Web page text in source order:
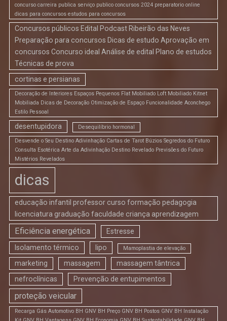
concurso carreira publica serviço publico concursos 2024 preparatorio online
dicas para concursos estudos para concursos
Concursos públicos Edital Podcast Ribeirão das Neves
Preparação para concursos Dicas de estudo Aprovação em
concursos Concurso ideal Análise de edital Plano de estudos
Técnicas de prova
cortinas e persianas
Decoração de Interiores Espaços Pequenos Flat Mobiliado Loft Mobiliado Kitnet
Mobiliada Dicas de Decoração Otimização de Espaço Funcionalidade Aconchego
Estilo Pessoal
desentupidora Desequilíbrio hormonal
Desvende o Seu Destino Adivinhação Cartas de Tarot Búzios Segredos do Futuro
Consulta Esotérica Arte da Adivinhação Destino Revelado Previsões do Futuro
Mistérios Revelados
dicas
educação infantil professor curso formação pedagogia
licenciatura graduação faculdade criança aprendizagem
Eficiência energética
Estresse
Isolamento térmico
lipo Mamoplastia de elevação
marketing massagem
massagem tântrica
nefroclínicas
Prevenção de entupimentos
proteção veicular
Recarga Gás Automotivo BH GNV BH Preço GNV BH Postos GNV BH Instalação